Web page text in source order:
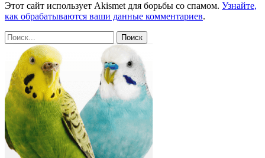
Этот сайт использует Akismet для борьбы со спамом. Узнайте,
как обрабатываются ваши данные комментариев.